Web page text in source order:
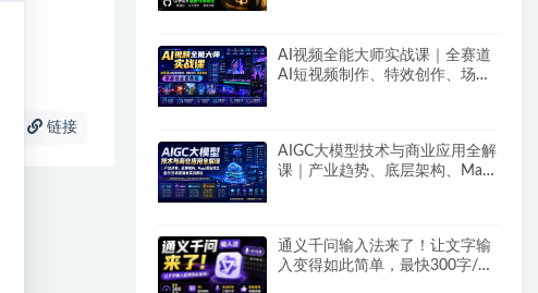
链接
AI视频全能大师实战课｜全赛道
AI短视频制作、特效创作、场景
AIGC大模型技术与商业应用全解
课｜产业趋势、底层架构、MaaS
通义千问输入法来了！让文字输
入变得如此简单，最快300字/